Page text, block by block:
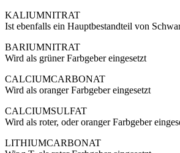
KALIUMNITRAT
Ist ebenfalls ein Hauptbestandteil von
BARIUMNITRAT
Wird als grüner Farbgeber eingesetzt
CALCIUMCARBONAT
Wird als oranger Farbgeber eingesetzt
CALCIUMSULFAT
Wird als roter, oder oranger Farbgeber
LITHIUMCARBONAT